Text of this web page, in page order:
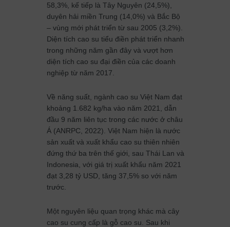
58,3%, kế tiếp là Tây Nguyên (24,5%),
duyên hải miền Trung (14,0%) và Bắc Bộ
– vùng mới phát triển từ sau 2005 (3,2%).
Diện tích cao su tiểu điền phát triển nhanh
trong những năm gần đây và vượt hơn
diện tích cao su đại điền của các doanh
nghiệp từ năm 2017.
Về năng suất, ngành cao su Việt Nam đạt
khoảng 1.682 kg/ha vào năm 2021, dẫn
đầu 9 năm liên tục trong các nước ở châu
Á (ANRPC, 2022). Việt Nam hiện là nước
sản xuất và xuất khẩu cao su thiên nhiên
đứng thứ ba trên thế giới, sau Thái Lan và
Indonesia, với giá trị xuất khẩu năm 2021
đạt 3,28 tỷ USD, tăng 37,5% so với năm
trước.
Một nguyên liệu quan trọng khác mà cây
cao su cung cấp là gỗ cao su. Sau khi